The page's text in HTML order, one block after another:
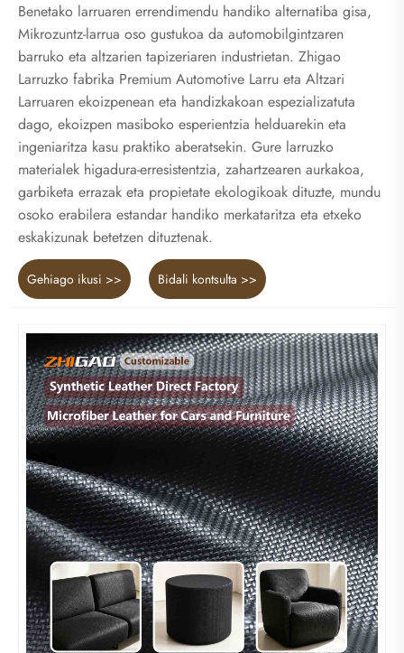
Benetako larruaren errendimendu handiko alternatiba gisa,
Mikrozuntz-larrua oso gustukoa da automobilgintzaren
barruko eta altzarien tapizeriaren industrietan. Zhigao
Larruzko fabrika Premium Automotive Larru eta Altzari
Larruaren ekoizpenean eta handizkakoan espezializatuta
dago, ekoizpen masiboko esperientzia helduarekin eta
ingeniaritza kasu praktiko aberatsekin. Gure larruzko
materialek higadura-erresistentzia, zahartzearen aurkakoa,
garbiketa errazak eta propietate ekologikoak dituzte, mundu
osoko erabilera estandar handiko merkataritza eta etxeko
eskakizunak betetzen dituztenak.
Gehiago ikusi >> Bidali kontsulta >>